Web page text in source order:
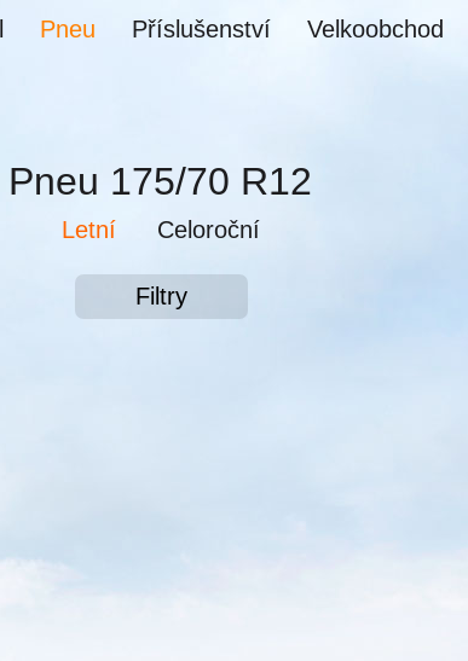
Velkoobchod
Příslušenství
Pneu
Pneu 175/70 R12
Letní Celoroční
Filtry